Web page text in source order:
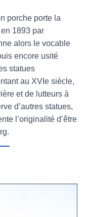
porche porte la
1893 par
alors le vocable
encore usité
statues
au XVIe siècle,
et de lutteurs à
d’autres statues,
l’originalité d’être